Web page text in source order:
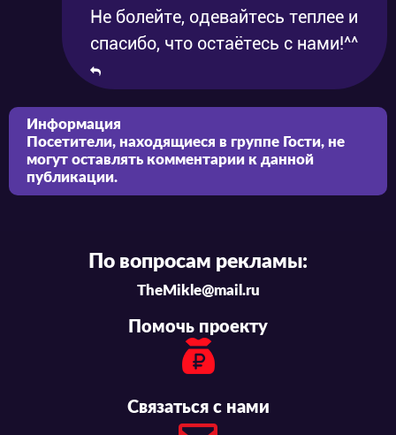
Не болейте, одевайтесь теплее и
спасибо, что остаётесь с нами!^^
Информация
Посетители, находящиеся в группе Гости, не
могут оставлять комментарии к данной
публикации.
По вопросам рекламы:
TheMikle@mail.ru
Помочь проекту
Связаться с нами